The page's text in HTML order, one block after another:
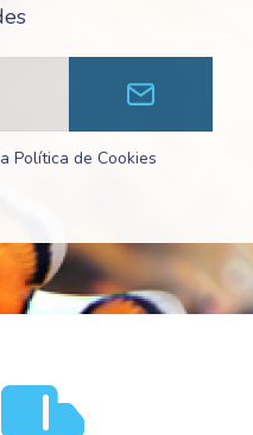
Política de Cookies